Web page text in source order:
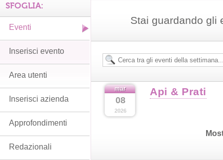
Stai guardando gli
mar
08
2026
Api & Prati
SFOGLIA:
Eventi
Inserisci evento
Area utenti
Inserisci azienda
Approfondimenti
Redazionali